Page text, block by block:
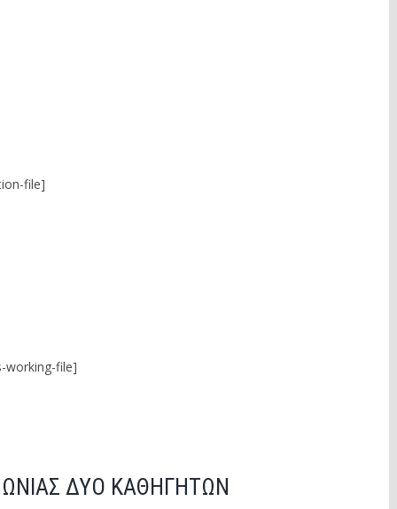
file]
working-file]
ΔΥΟ ΚΑΘΗΓΗΤΩΝ